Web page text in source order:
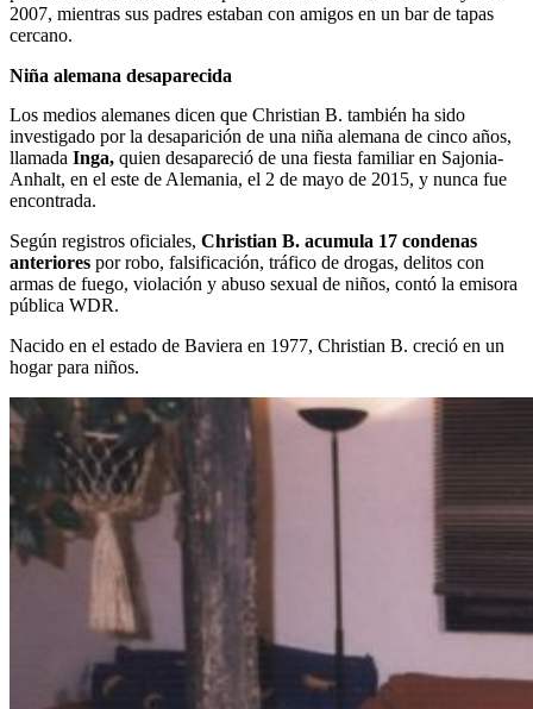
2007, mientras sus padres estaban con amigos en un bar de tapas
cercano.
Niña alemana desaparecida
Los medios alemanes dicen que Christian B. también ha sido
investigado por la desaparición de una niña alemana de cinco años,
llamada Inga, quien desapareció de una fiesta familiar en Sajonia-
Anhalt, en el este de Alemania, el 2 de mayo de 2015, y nunca fue
encontrada.
Según registros oficiales, Christian B. acumula 17 condenas
anteriores por robo, falsificación, tráfico de drogas, delitos con
armas de fuego, violación y abuso sexual de niños, contó la emisora
pública WDR.
Nacido en el estado de Baviera en 1977, Christian B. creció en un
hogar para niños.